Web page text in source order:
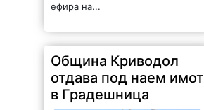
ефира на...
Община Криводол
отдава под наем имот
в Градешница